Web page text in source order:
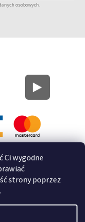
Ci wygodne
strony poprzez
.
osobowych.